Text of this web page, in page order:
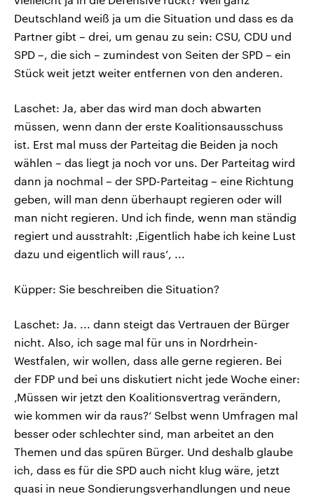
Deutschland weiß ja um die Situation und dass es da
Partner gibt – drei, um genau zu sein: CSU, CDU und
SPD –, die sich – zumindest von Seiten der SPD – ein
Stück weit jetzt weiter entfernen von den anderen.
Laschet: Ja, aber das wird man doch abwarten
müssen, wenn dann der erste Koalitionsausschuss
ist. Erst mal muss der Parteitag die Beiden ja noch
wählen – das liegt ja noch vor uns. Der Parteitag wird
dann ja nochmal – der SPD-Parteitag – eine Richtung
geben, will man denn überhaupt regieren oder will
man nicht regieren. Und ich finde, wenn man ständig
regiert und ausstrahlt: ‚Eigentlich habe ich keine Lust
dazu und eigentlich will raus‘, ...
Küpper: Sie beschreiben die Situation?
Laschet: Ja. ... dann steigt das Vertrauen der Bürger
nicht. Also, ich sage mal für uns in Nordrhein-
Westfalen, wir wollen, dass alle gerne regieren. Bei
der FDP und bei uns diskutiert nicht jede Woche einer:
‚Müssen wir jetzt den Koalitionsvertrag verändern,
wie kommen wir da raus?‘ Selbst wenn Umfragen mal
besser oder schlechter sind, man arbeitet an den
Themen und das spüren Bürger. Und deshalb glaube
ich, dass es für die SPD auch nicht klug wäre, jetzt
quasi in neue Sondierungsverhandlungen und neue